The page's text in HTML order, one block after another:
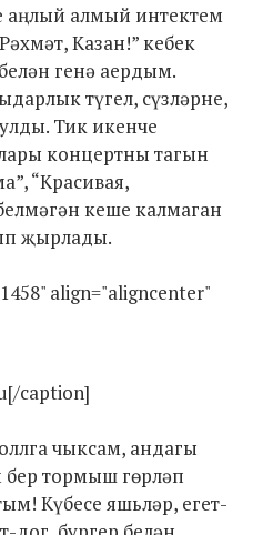
аңлый алмый интектем
Казан!” кебек
генә аердым.
түгел, сүзләрне,
Тик икенче
концертны тагын
“Красивая,
кеше калмаган
җырлады.
align="aligncenter"
caption]
чыксам, андагы
тормыш гөрләп
Күбесе яшьләр, егет-